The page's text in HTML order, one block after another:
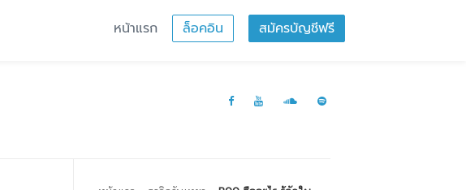
หน้าแรก ล็อคอิน สมัครบัญชีฟรี